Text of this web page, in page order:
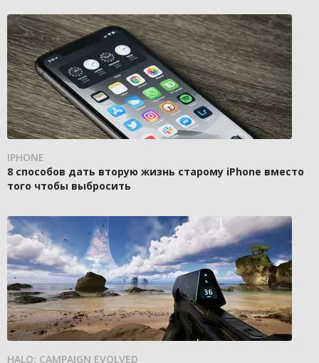
IPHONE
8 способов дать вторую жизнь старому iPhone вместо
того чтобы выбросить
HALO: CAMPAIGN EVOLVED